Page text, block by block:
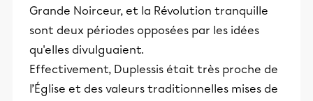
Grande Noirceur, et la Révolution tranquille
sont deux périodes opposées par les idées
qu'elles divulguaient.
Effectivement, Duplessis était très proche de
l’Église et des valeurs traditionnelles mises de